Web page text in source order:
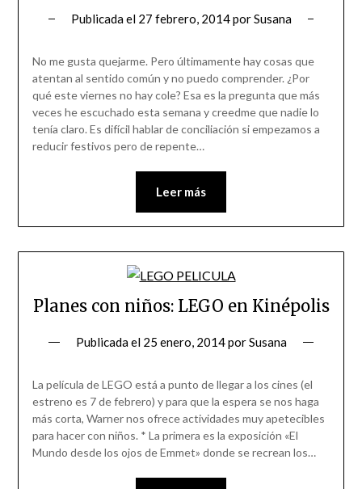
Publicada el 27 febrero, 2014porSusana
No me gusta quejarme. Pero últimamente hay cosas que
atentan al sentido común y no puedo comprender. ¿Por
qué este viernes no hay cole? Esa es la pregunta que más
veces he escuchado esta semana y creedme que nadie lo
tenía claro. Es difícil hablar de conciliación si empezamos a
reducir festivos pero de repente…
Leer más
Planes con niños: LEGO en Kinépolis
Publicada el 25 enero, 2014porSusana
La película de LEGO está a punto de llegar a los cines (el
estreno es 7 de febrero) y para que la espera se nos haga
más corta, Warner nos ofrece actividades muy apetecibles
para hacer con niños. * La primera es la exposición «El
Mundo desde los ojos de Emmet» donde se recrean los…